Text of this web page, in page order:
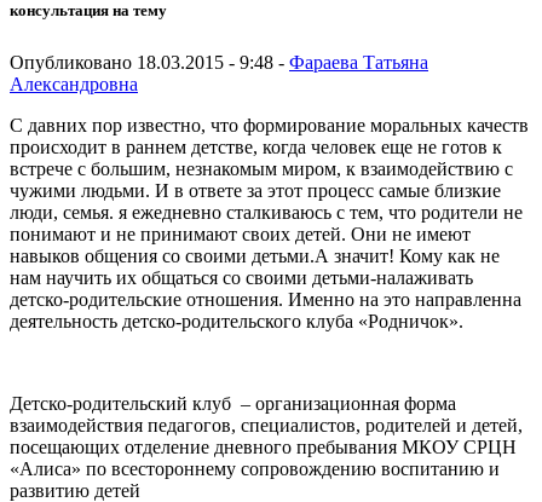
консультация на тему
Опубликовано 18.03.2015 - 9:48 - Фараева Татьяна
Александровна
С давних пор известно, что формирование моральных качеств
происходит в раннем детстве, когда человек еще не готов к
встрече с большим, незнакомым миром, к взаимодействию с
чужими людьми. И в ответе за этот процесс самые близкие
люди, семья. я ежедневно сталкиваюсь с тем, что родители не
понимают и не принимают своих детей. Они не имеют
навыков общения со своими детьми.А значит! Кому как не
нам научить их общаться со своими детьми-налаживать
детско-родительские отношения. Именно на это направленна
деятельность детско-родительского клуба «Родничок».
Детско-родительский клуб – организационная форма
взаимодействия педагогов, специалистов, родителей и детей,
посещающих отделение дневного пребывания МКОУ СРЦН
«Алиса» по всестороннему сопровождению воспитанию и
развитию детей